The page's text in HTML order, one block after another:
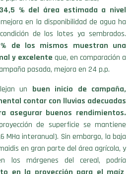
en la disponibilidad de agua ha
de los lotes ya sembrados.
de los mismos muestran una
y excelenteque, en comparación a
pasada, mejora en 24 p.p.
unbuen inicio de campaña,
contar con lluvias adecuadas
asegurar buenos rendimientos.
de superficie se mantiene
MHa interanual). Sin embargo, la baja
en gran parte del área agrícola, y
los márgenes del cereal, podría
en la proyección para el maíz